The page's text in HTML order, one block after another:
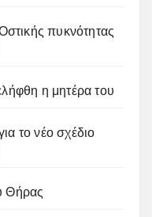
πυκνότητας
η μητέρα του
το νέο σχέδιο
Θήρας